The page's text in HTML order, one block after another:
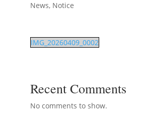
News, Notice
IMG_20260409_0002
Recent Comments
No comments to show.